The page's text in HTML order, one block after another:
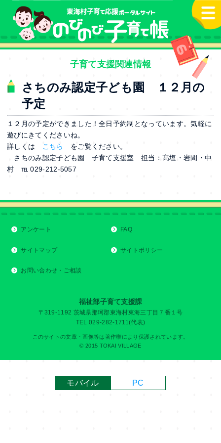
本文へ
子育て支援関連情報
さちのみ認定子ども園 １２月の
予定
１２月の予定ができました！全日予約制となっています。気軽に
遊びにきてくださいね。
詳しくは
こちら
をご覧ください。
さちのみ認定子ども園 子育て支援室 担当：髙塩・岩間・中
村 ℡ 029-212-5057
アンケート FAQ
サイトマップ サイトポリシー
お問い合わせ・ご相談
福祉部子育て支援課
〒319-1192 茨城県那珂郡東海村東海三丁目７番１号
TEL 029-282-1711(代表)
このサイトの文章・画像等は著作権により保護されています。
© 2015 TOKAI VILLAGE
モバイル PC